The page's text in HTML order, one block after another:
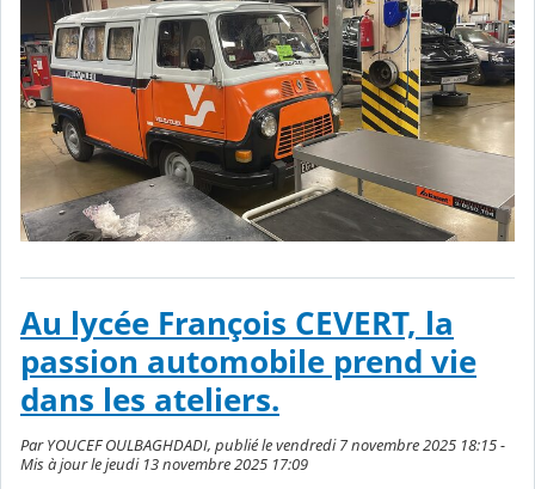
Au lycée François CEVERT, la
passion automobile prend vie
dans les ateliers.
Par YOUCEF OULBAGHDADI, publié le vendredi 7 novembre 2025 18:15 -
Mis à jour le jeudi 13 novembre 2025 17:09